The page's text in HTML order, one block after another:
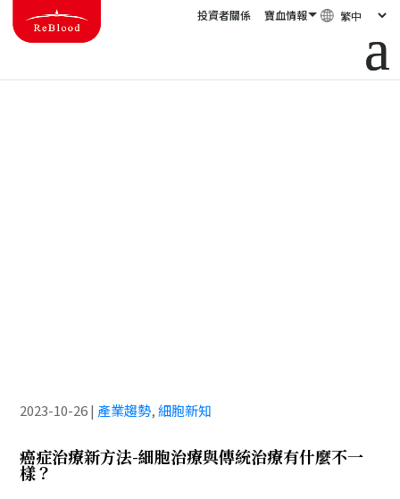
投資者關係 寶血情報
2023-10-26| 產業趨勢,細胞新知
癌症治療新方法-細胞治療與傳統治療有什麼不一
樣？